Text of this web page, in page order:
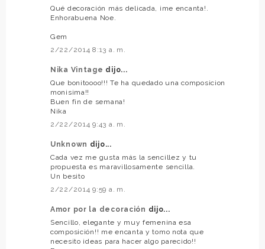
Qué decoración más delicada, ¡me encanta!.
Enhorabuena Noe.
Gem
2/22/2014 8:13 a. m.
Nika Vintage dijo...
Que bonitoooo!!! Te ha quedado una composicion
monisima!!
Buen fin de semana!
Nika
2/22/2014 9:43 a. m.
Unknown dijo...
Cada vez me gusta más la sencillez y tu
propuesta es maravillosamente sencilla.
Un besito
2/22/2014 9:59 a. m.
Amor por la decoración dijo...
Sencillo, elegante y muy femenina esa
composición!! me encanta y tomo nota que
necesito ideas para hacer algo parecido!!